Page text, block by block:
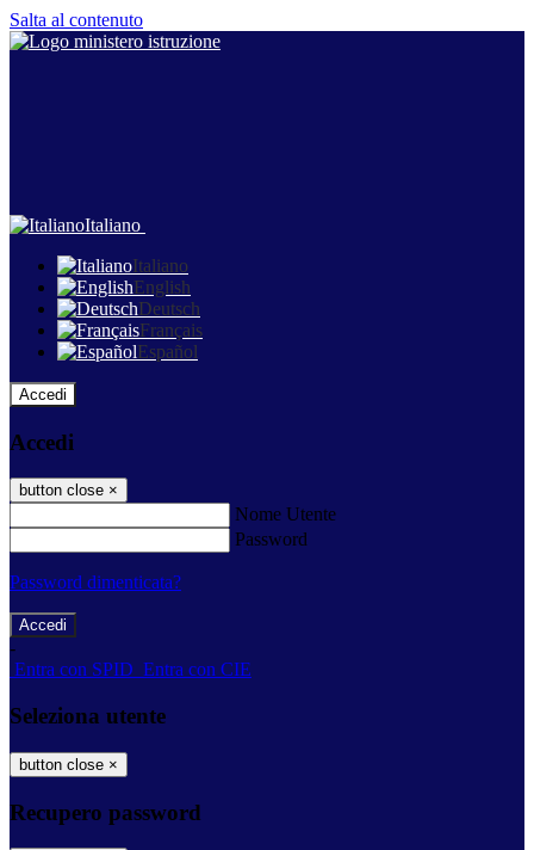
Salta al contenuto
Italiano
Italiano
English
Deutsch
Français
Español
Accedi
Accedi
button close ×
Nome Utente
Password
Password dimenticata?
-
Entra con SPID Entra con CIE
Seleziona utente
button close ×
Recupero password